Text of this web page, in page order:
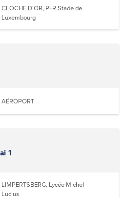
CLOCHE D'OR, P+R Stade de
Luxembourg
AÉROPORT
1
LIMPERTSBERG, Lycée Michel
Lucius